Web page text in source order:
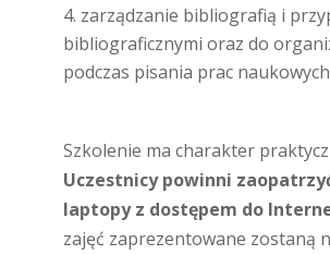
zarządzanie bibliografią i
bibliograficznymi oraz do
podczas pisania prac
Szkolenie ma charakter
Uczestnicy powinni
laptopy z dostępem do
zajęć zaprezentowane zostaną